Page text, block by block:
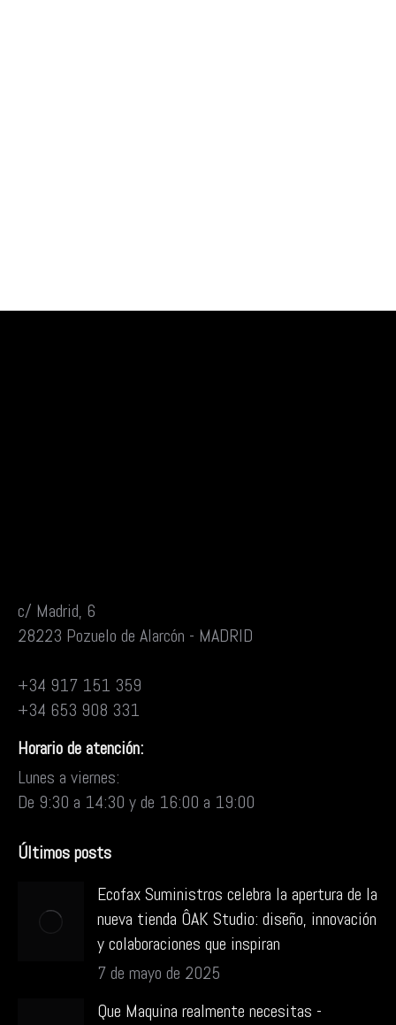
c/ Madrid, 6
28223 Pozuelo de Alarcón - MADRID
+34 917 151 359
+34 653 908 331
Horario de atención:
Lunes a viernes:
De 9:30 a 14:30 y de 16:00 a 19:00
Últimos posts
Ecofax Suministros celebra la apertura de la
nueva tienda ÔAK Studio: diseño, innovación
y colaboraciones que inspiran
7 de mayo de 2025
Que Maquina realmente necesitas -